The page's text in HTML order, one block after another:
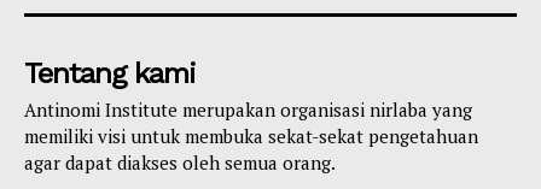
Tentang kami
Antinomi Institute merupakan organisasi nirlaba yang
memiliki visi untuk membuka sekat-sekat pengetahuan
agar dapat diakses oleh semua orang.